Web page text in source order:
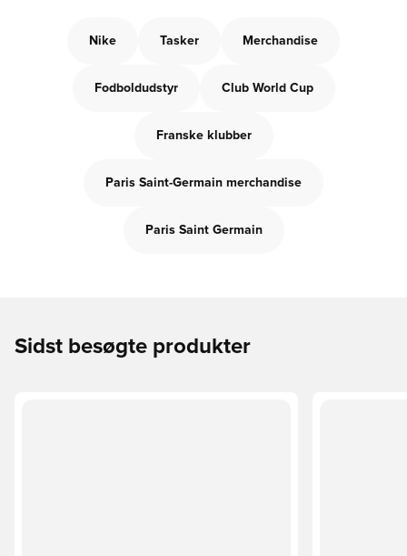
Nike Tasker Merchandise
Fodboldudstyr Club World Cup
Franske klubber
Paris Saint-Germain merchandise
Paris Saint Germain
Sidst besøgte produkter